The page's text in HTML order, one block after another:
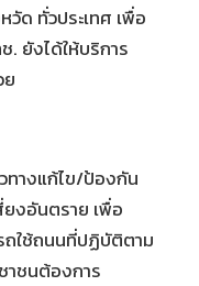
ด ทั่วประเทศ เพื่อ
ยังได้ให้บริการ
ทางแก้ไข/ป้องกัน
งอันตราย เพื่อ
ถใช้ถนนที่ปฏิบัติตาม
าชนต้องการ